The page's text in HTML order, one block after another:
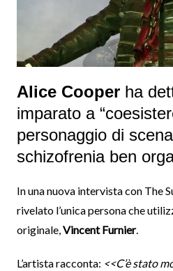
Alice Cooperha
imparato a
personaggio di
schizofrenia ben
In una nuova intervista con The
rivelato l’unica persona che
originale,Vincent Furnier.
L’artista racconta: <<C’è stato